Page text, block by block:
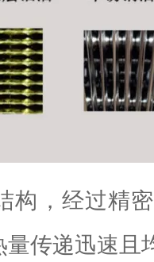
构，经过精
传递迅速且